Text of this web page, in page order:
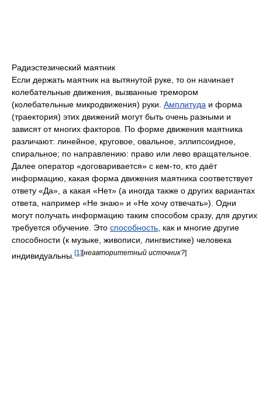
Радиэстезический маятник
Если держать маятник на вытянутой руке, то он начинает
колебательные движения, вызванные тремором
(колебательные микродвижения) руки. Амплитуда и форма
(траектория) этих движений могут быть очень разными и
зависят от многих факторов. По форме движения маятника
различают: линейное, круговое, овальное, эллипсоидное,
спиральное; по направлению: право или лево вращательное.
Далее оператор «договаривается» c кем-то, кто даёт
информацию, какая форма движения маятника соответствует
ответу «Да», а какая «Нет» (а иногда также о других вариантах
ответа, например «Не знаю» и «Не хочу отвечать»). Одни
могут получать информацию таким способом сразу, для других
требуется обучение. Это способность, как и многие другие
способности (к музыке, живописи, лингвистике) человека
индивидуальны. [1][неавторитетный источник?]